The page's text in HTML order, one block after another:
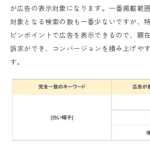
が広告の表示対象になります。一番掲載範
対象となる検索の数も一番少ないですが、
ピンポイントで広告を表示できるので、顕
訴求ができ、コンバージョンを積み上げや
す。